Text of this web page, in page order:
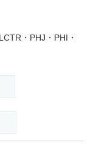
・PHJ・PHI・